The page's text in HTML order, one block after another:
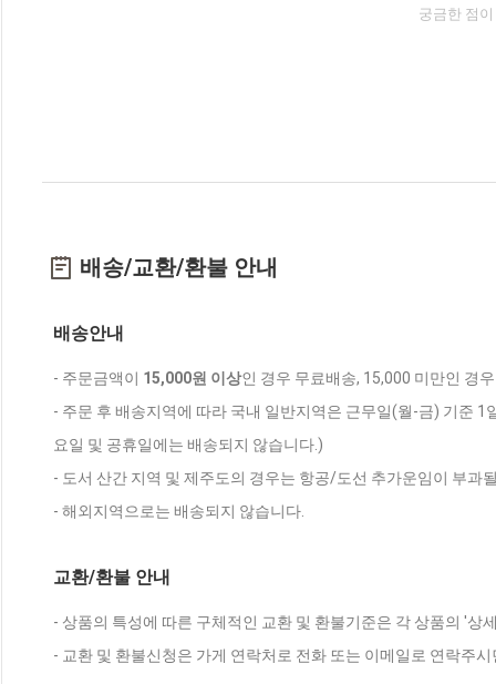
궁금한 점
배송/교환/환불 안내
배송안내
- 주문금액이 15,000원 이상인 경우 무료배송, 15,000 미만인 경
- 주문 후 배송지역에 따라 국내 일반지역은 근무일(월-금) 기준
요일 및 공휴일에는 배송되지 않습니다.)
- 도서 산간 지역 및 제주도의 경우는 항공/도선 추가운임이 부과
- 해외지역으로는 배송되지 않습니다.
교환/환불 안내
- 상품의 특성에 따른 구체적인 교환 및 환불기준은 각 상품의 '상
- 교환 및 환불신청은 가게 연락처로 전화 또는 이메일로 연락주